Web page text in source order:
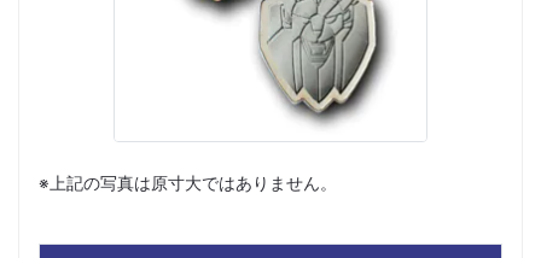
※上記の写真は原寸大ではありません。